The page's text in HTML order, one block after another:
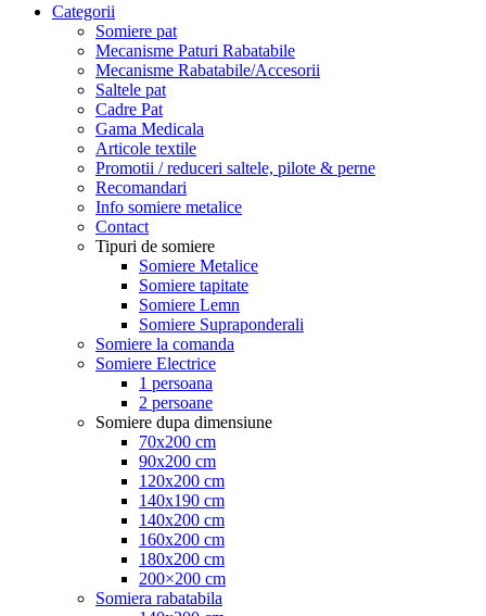
Categorii
Somiere pat
Mecanisme Paturi Rabatabile
Mecanisme Rabatabile/Accesorii
Saltele pat
Cadre Pat
Gama Medicala
Articole textile
Promotii / reduceri saltele, pilote & perne
Recomandari
Info somiere metalice
Contact
Tipuri de somiere
Somiere Metalice
Somiere tapitate
Somiere Lemn
Somiere Supraponderali
Somiere la comanda
Somiere Electrice
1 persoana
2 persoane
Somiere dupa dimensiune
70x200 cm
90x200 cm
120x200 cm
140x190 cm
140x200 cm
160x200 cm
180x200 cm
200×200 cm
Somiera rabatabila